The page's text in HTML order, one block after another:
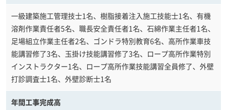
一級建築施工管理技士1名、樹脂接着注入施工技能士1名、有機
溶剤作業責任者5名、職長安全責任者1名、石綿作業主任者1名、
足場組立作業主任者2名、ゴンドラ特別教育6名、高所作業車技
能講習修了3名、玉掛け技能講習修了3名、ロープ高所作業特別
インストラクター1名、ロープ高所作業技能講習全員修了、外壁
打診調査士1名、外壁診断士1名
年間工事完成高